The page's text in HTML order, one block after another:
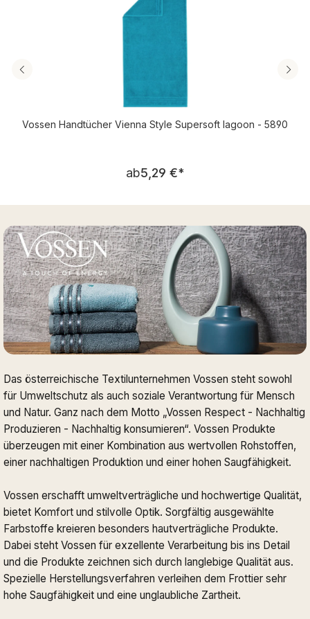
Vossen Handtücher Vienna Style Supersoft lagoon - 5890
Regulärer Preis:
ab5,29 €*
Das österreichische Textilunternehmen Vossen steht sowohl
für Umweltschutz als auch soziale Verantwortung für Mensch
und Natur. Ganz nach dem Motto „Vossen Respect - Nachhaltig
Produzieren - Nachhaltig konsumieren“. Vossen Produkte
überzeugen mit einer Kombination aus wertvollen Rohstoffen,
einer nachhaltigen Produktion und einer hohen Saugfähigkeit.
Vossen erschafft umweltverträgliche und hochwertige Qualität,
bietet Komfort und stilvolle Optik. Sorgfältig ausgewählte
Farbstoffe kreieren besonders hautverträgliche Produkte.
Dabei steht Vossen für exzellente Verarbeitung bis ins Detail
und die Produkte zeichnen sich durch langlebige Qualität aus.
Spezielle Herstellungsverfahren verleihen dem Frottier sehr
hohe Saugfähigkeit und eine unglaubliche Zartheit.